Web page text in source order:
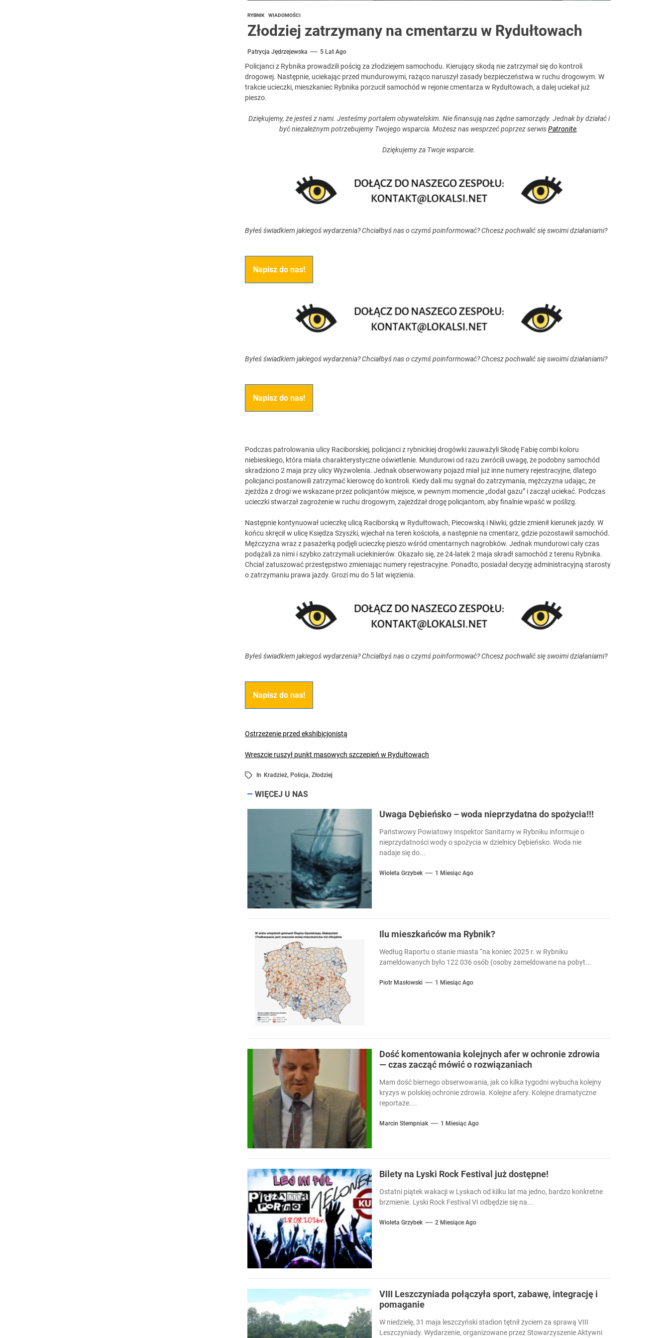
RYBNIK WIADOMOŚCI
Złodziej zatrzymany na cmentarzu w Rydułtowach
Patrycja Jędrzejewska 5 Lat Ago
Policjanci z Rybnika prowadzili pościg za złodziejem samochodu. Kierujący skodą nie zatrzymał się do kontroli
drogowej. Następnie, uciekając przed mundurowymi, rażąco naruszył zasady bezpieczeństwa w ruchu drogowym. W
trakcie ucieczki, mieszkaniec Rybnika porzucił samochód w rejonie cmentarza w Rydułtowach, a dalej uciekał już
pieszo.
Dziękujemy, że jesteś z nami. Jesteśmy portalem obywatelskim. Nie finansują nas żądne samorządy. Jednak by działać i
być niezależnym potrzebujemy Twojego wsparcia. Możesz nas wesprzeć poprzez serwisPatronite.
Dziękujemy za Twoje wsparcie.
Byłeś świadkiem jakiegoś wydarzenia? Chciałbyś nas o czymś poinformować? Chcesz pochwalić się swoimi działaniami?
Napisz do nas!
Byłeś świadkiem jakiegoś wydarzenia? Chciałbyś nas o czymś poinformować? Chcesz pochwalić się swoimi działaniami?
Napisz do nas!
Podczas patrolowania ulicy Raciborskiej, policjanci z rybnickiej drogówki zauważyli Skodę Fabię combi koloru
niebieskiego, która miała charakterystyczne oświetlenie. Mundurowi od razu zwrócili uwagę, że podobny samochód
skradziono 2 maja przy ulicy Wyzwolenia. Jednak obserwowany pojazd miał już inne numery rejestracyjne, dlatego
policjanci postanowili zatrzymać kierowcę do kontroli. Kiedy dali mu sygnał do zatrzymania, mężczyzna udając, że
zjeżdża z drogi we wskazane przez policjantów miejsce, w pewnym momencie „dodał gazu” i zaczął uciekać. Podczas
ucieczki stwarzał zagrożenie w ruchu drogowym, zajeżdżał drogę policjantom, aby finalnie wpaść w poślizg.
Następnie kontynuował ucieczkę ulicą Raciborską w Rydułtowach, Piecowską i Niwki, gdzie zmienił kierunek jazdy. W
końcu skręcił w ulicę Księdza Szyszki, wjechał na teren kościoła, a następnie na cmentarz, gdzie pozostawił samochód.
Mężczyzna wraz z pasażerką podjęli ucieczkę pieszo wśród cmentarnych nagrobków. Jednak mundurowi cały czas
podążali za nimi i szybko zatrzymali uciekinierów. Okazało się, ze 24-latek 2 maja skradł samochód z terenu Rybnika.
Chciał zatuszować przestępstwo zmieniając numery rejestracyjne. Ponadto, posiadał decyzję administracyjną starosty
o zatrzymaniu prawa jazdy. Grozi mu do 5 lat więzienia.
Byłeś świadkiem jakiegoś wydarzenia? Chciałbyś nas o czymś poinformować? Chcesz pochwalić się swoimi działaniami?
Napisz do nas!
Ostrzeżenie przed ekshibicjonistą
Wreszcie ruszył punkt masowych szczepień w Rydułtowach
In Kradzież, Policja, Złodziej
WIĘCEJ U NAS
Uwaga Dębieńsko – woda nieprzydatna do spożycia!!!
Państwowy Powiatowy Inspektor Sanitarny w Rybniku informuje o
nieprzydatności wody o spożycia w dzielnicy Dębieńsko. Woda nie
nadaje się do...
Wioleta Grzybek 1 Miesiąc Ago
Ilu mieszkańców ma Rybnik?
Według Raportu o stanie miasta “na koniec 2025 r. w Rybniku
zameldowanych było 122 036 osób (osoby zameldowane na pobyt...
Piotr Masłowski 1 Miesiąc Ago
Dość komentowania kolejnych afer w ochronie zdrowia
— czas zacząć mówić o rozwiązaniach
Mam dość biernego obserwowania, jak co kilka tygodni wybucha kolejny
kryzys w polskiej ochronie zdrowia. Kolejne afery. Kolejne dramatyczne
reportaże....
Marcin Stempniak 1 Miesiąc Ago
Bilety na Lyski Rock Festival już dostępne!
Ostatni piątek wakacji w Lyskach od kilku lat ma jedno, bardzo konkretne
brzmienie. Lyski Rock Festival VI odbędzie się na...
Wioleta Grzybek 2 Miesiące Ago
VIII Leszczyniada połączyła sport, zabawę, integrację i
pomaganie
W niedzielę, 31 maja leszczyński stadion tętnił życiem za sprawą VIII
Leszczyniady. Wydarzenie, organizowane przez Stowarzyszenie Aktywni